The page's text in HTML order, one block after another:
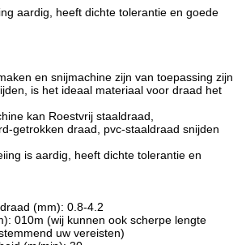
aardig, heeft dichte tolerantie en goede
en snijmachine zijn van toepassing zijn
is het ideaal materiaal voor draad het
kan Roestvrij staaldraad,
getrokken draad, pvc-staaldraad snijden
is aardig, heeft dichte tolerantie en
(mm): 0.8-4.2
010m (wij kunnen ook scherpe lengte
uw vereisten)